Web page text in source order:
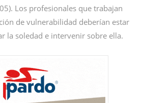
Los profesionales que trabajan
de vulnerabilidad deberían estar
la soledad e intervenir sobre ella.